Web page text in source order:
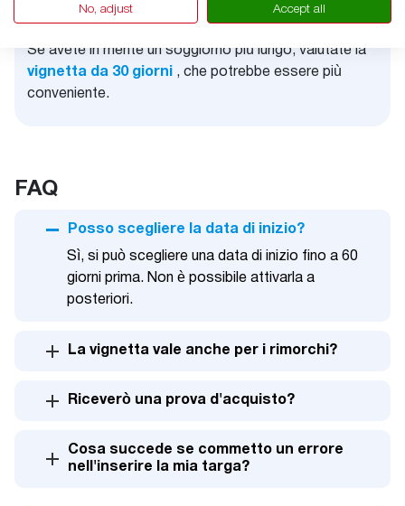
Chi viaggia per lavoro e resta poco
Se avete in mente un soggiorno più lungo, valutate la
vignetta da 30 giorni
, che potrebbe essere più
conveniente.
FAQ
Posso scegliere la data di inizio?
Sì, si può scegliere una data di inizio fino a 60
giorni prima. Non è possibile attivarla a
posteriori.
La vignetta vale anche per i rimorchi?
Riceverò una prova d'acquisto?
Cosa succede se commetto un errore
nell'inserire la mia targa?
No, adjust Accept all